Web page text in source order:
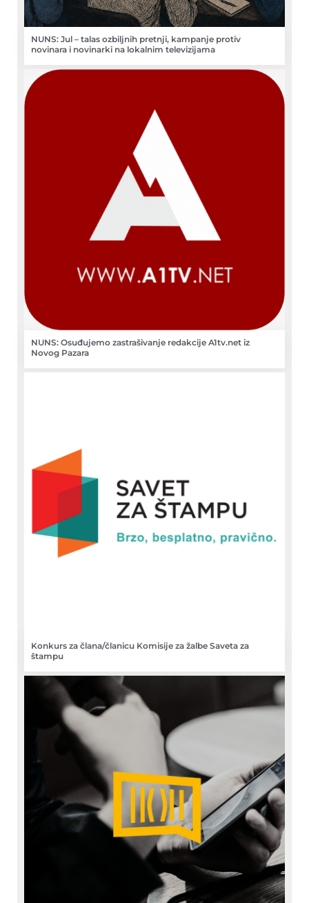
NUNS: Jul – talas ozbiljnih pretnji, kampanje protiv
novinara i novinarki na lokalnim televizijama
NUNS: Osuđujemo zastrašivanje redakcije A1tv.net iz
Novog Pazara
Konkurs za člana/članicu Komisije za žalbe Saveta za
štampu